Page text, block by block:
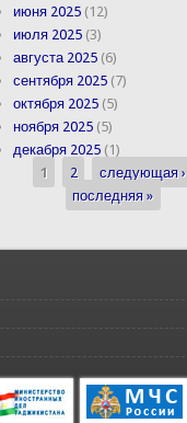
июня 2025(12)
июля 2025(3)
августа 2025(6)
сентября 2025(7)
октября 2025(5)
ноября 2025(5)
декабря 2025(1)
Страницы
1 2
следующая ›
последняя »